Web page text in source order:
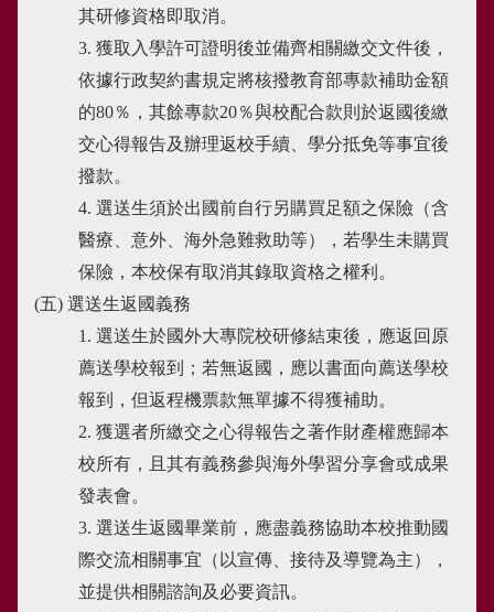
其研修資格即取消。
3. 獲取入學許可證明後並備齊相關繳交文件後，
依據行政契約書規定將核撥教育部專款補助金額
的80％，其餘專款20％與校配合款則於返國後繳
交心得報告及辦理返校手續、學分抵免等事宜後
撥款。
4. 選送生須於出國前自行另購買足額之保險（含
醫療、意外、海外急難救助等），若學生未購買
保險，本校保有取消其錄取資格之權利。
(五) 選送生返國義務
1. 選送生於國外大專院校研修結束後，應返回原
薦送學校報到；若無返國，應以書面向薦送學校
報到，但返程機票款無單據不得獲補助。
2. 獲選者所繳交之心得報告之著作財產權應歸本
校所有，且其有義務參與海外學習分享會或成果
發表會。
3. 選送生返國畢業前，應盡義務協助本校推動國
際交流相關事宜（以宣傳、接待及導覽為主），
並提供相關諮詢及必要資訊。